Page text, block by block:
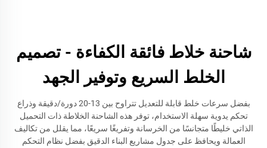
شاحنة خلاط فائقة الكفاءة - تصميم
الخلط السريع وتوفير الجهد
بفضل سرعات خلط قابلة للتعديل تتراوح بين 13-20 دورة/دقيقة وذراع
تحكم يدوية سهلة الاستخدام، توفر هذه الشاحنة الخلاطة ذات التحميل
الذاتي خليطًا متجانسًا من الخرسانة وتفريغًا سريعًا، مما يقلل من تكاليف
العمالة ويحافظ على جدول مشاريع البناء الدقيق بفضل نظام التحكم